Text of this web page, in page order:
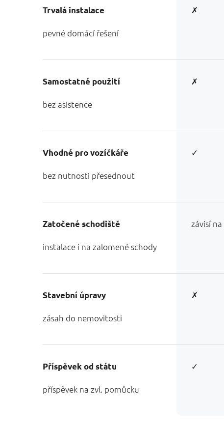
Trvalá instalace
pevné domácí řešení
✗
Samostatné použití
bez asistence
✗
Vhodné pro vozíčkáře
bez nutnosti přesednout
✓
Zatočené schodiště
instalace i na zalomené schody
závisí
Stavební úpravy
zásah do nemovitosti
✗
Příspěvek od státu
příspěvek na zvl. pomůcku
✓